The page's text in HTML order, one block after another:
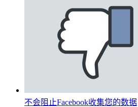
不会阻止Facebook收集您的数据